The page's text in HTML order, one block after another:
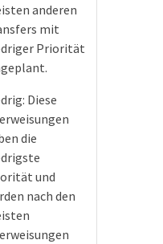
anderen
mit
Priorität
Diese
die
und
nach den